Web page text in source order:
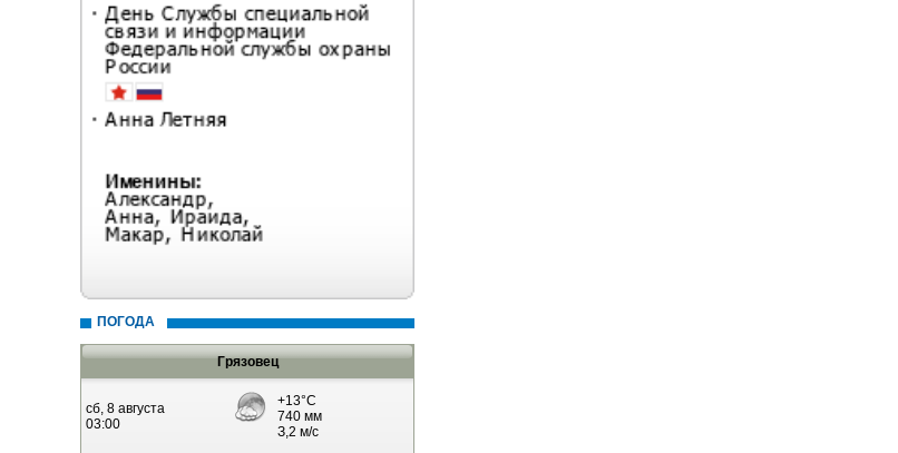
ПОГОДА
Грязовец